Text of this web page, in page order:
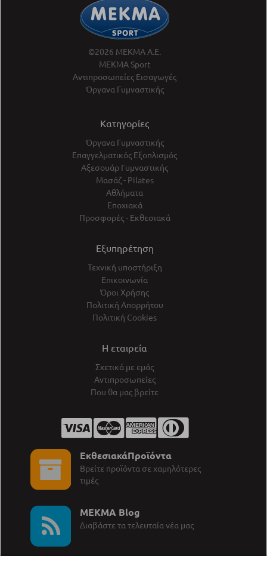
©2026 ΜΕΚΜΑ Α.Ε.
ΜΕΚΜΑ Sport
Αντιπροσωπείες Εισαγωγές
Όργανα Γυμναστικής
Κατηγορίες
Όργανα Γυμναστικής
Επαγγελματικός Εξοπλισμός
Αξεσουάρ Γυμναστικής
Μασάζ - Pilates
Αθλήματα
Εποχιακά
Προσφορές - Εκθεσιακά
Εξυπηρέτηση
Τεχνική υποστήριξη
Επικοινωνία
Όροι Χρήσης
Πολιτική Απορρήτου
Πολιτική Cookies
Η εταιρεία
Σχετικά με εμάς
Αντιπροσωπείες
Που θα μας βρείτε
ΕκθεσιακάΠροϊόντα
Βρείτε προϊόντα σε χαμηλότερες
τιμές
MEKMA Blog
∆ιαβάστε τα τελευταία νέα μας